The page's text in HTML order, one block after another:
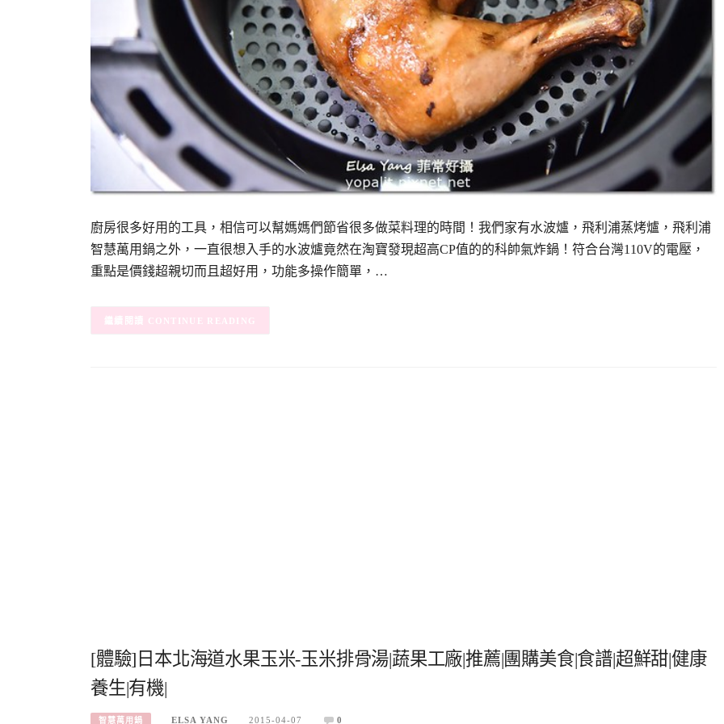
廚房很多好用的工具，相信可以幫媽媽們節省很多做菜料理的時間！我們家有水波爐，飛利浦蒸烤爐，飛利浦
智慧萬用鍋之外，一直很想入手的水波爐竟然在淘寶發現超高CP值的的科帥氣炸鍋！符合台灣110V的電壓，
重點是價錢超親切而且超好用，功能多操作簡單，…
CONTINUE READING
[體驗]日本北海道水果玉米-玉米排骨湯|蔬果工廠|推薦|團購美食|食譜|超鮮甜|健康
養生|有機|
智慧萬用鍋 ELSA YANG 2015-04-07 0